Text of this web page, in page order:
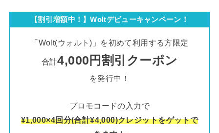
【割引増額中！】Woltデビューキャンペーン！
「Wolt(ウォルト)」を初めて利用する方限定
合計4,000円割引クーポン
を発行中！
プロモコードの入力で
¥1,000×4回分(合計¥4,000)クレジットをゲットで